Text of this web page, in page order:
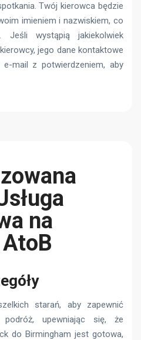
Twój kierowca będzie
imieniem i nazwiskiem, co
Jeśli wystąpią jakiekolwiek
jego dane kontaktowe
mail z potwierdzeniem, aby
na
starań, aby zapewnić
upewniając się, że
do Birmingham jest gotowa,